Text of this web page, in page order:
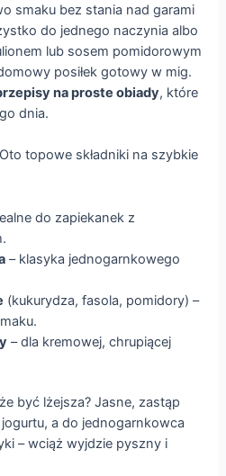
smaku bez stania nad garami
do jednego naczynia albo
lub sosem pomidorowym
posiłek gotowy w mig.
na proste obiady, które
dnia.
topowe składniki na szybkie
do zapiekanek z
– klasyka jednogarnkowego
(kukurydza, fasola, pomidory) –
– dla kremowej, chrupiącej
być lżejsza? Jasne, zastąp
a do jednogarnkowca
– wciąż wyjdzie pyszny i